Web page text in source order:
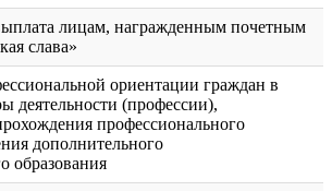
лицам, награжденным почетным
слава»
ориентации граждан в
деятельности (профессии),
профессионального
дополнительного
образования